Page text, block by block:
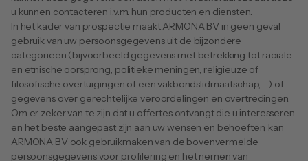
u kunnen contacteren i.v.m. hun producten en diensten.
In het kader van prospectie maakt ARMONA BV in geen geval
gebruik van uw persoonsgegevens uit de bijzondere
categorieën (bijvoorbeeld gegevens met betrekking tot raciale
en etnische oorsprong, politieke meningen, religieuze of
filosofische overtuigingen of een vakbondslidmaatschap, …) of
gegevens over gerechtelijke veroordelingen en overtredingen.
Om er zeker van te zijn dat u offertes ontvangt die u interesseren
en het beste aangepast zijn aan uw wensen en behoeften, kan
ARMONA BV ook gebruikmaken van de bovenvermelde
persoonsgegevens voor profilering en het nemen van